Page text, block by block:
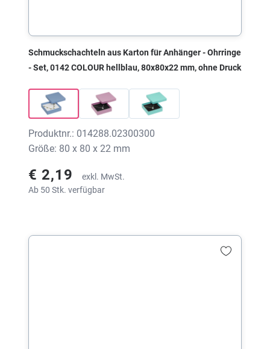
Schmuckschachteln aus Karton für Anhänger - Ohrringe
- Set, 0142 COLOUR hellblau, 80x80x22 mm, ohne Druck
Produktnr.: 014288.02300300
Größe: 80 x 80 x 22 mm
€ 2,19
exkl. MwSt.
Ab 50 Stk. verfügbar